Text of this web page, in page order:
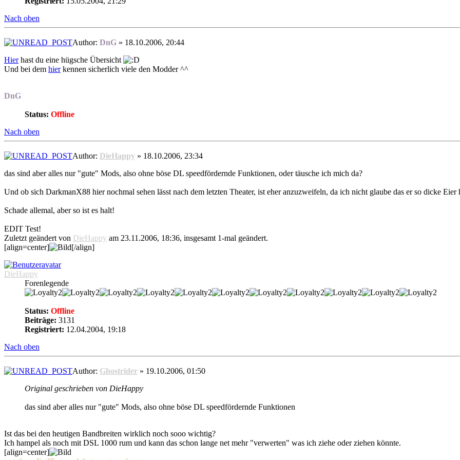
Nach oben
Author: DnG » 18.10.2006, 20:44
Hierhast du eine hügsche Übersicht
Und bei dem hierkennen sicherlich viele den Modder ^^
DnG
Status: Offline
Nach oben
Author: DieHappy » 18.10.2006, 23:34
das sind aber alles nur "gute" Mods, also ohne böse DL speedfördernde Funktionen, oder täusche ich mich da?
Und ob sich DarkmanX88 hier nochmal sehen lässt nach dem letzten Theater, ist eher anzuzweifeln, da ich nicht glaube das er so dicke Eier
Schade allemal, aber so ist es halt!
EDIT Test!
Zuletzt geändert von DieHappy am 23.11.2006, 18:36, insgesamt 1-mal geändert.
[align=center]
[/align]
DieHappy
Forenlegende
Status: Offline
Beiträge: 3131
Registriert: 12.04.2004, 19:18
Nach oben
Author: Ghostrider » 19.10.2006, 01:50
Original geschrieben von DieHappy
das sind aber alles nur "gute" Mods, also ohne böse DL speedfördernde Funktionen
Ist das bei den heutigen Bandbreiten wirklich noch sooo wichtig?
Ich hampel als noch mit DSL 1000 rum und kann das schon lange net mehr "verwerten" was ich ziehe oder ziehen könnte.
[align=center]